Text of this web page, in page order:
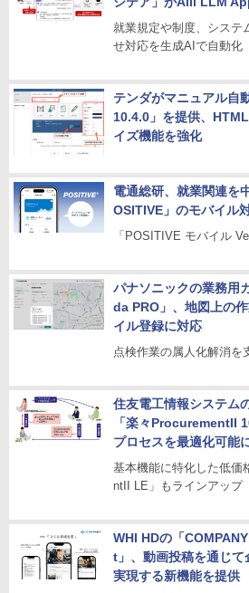
就業規定や制度、システ
せ対応を生成AIで自動化
テンダがマニュアル自
10.4.0」を提供、
イズ機能を強化
電通総研、就業関連を
OSITIVE」のモバイル
「POSITIVE モバイル
パナソニックの業務用
da PRO」、地図上の
イル登録に対応
点検作業の属人化解消を
住友電工情報システム
「楽々ProcurementII
プロセスを最適化可能
基本機能に特化した低価
ntII LE」もラインアップ
WHI HDの「
t」、動画投稿を通じ
実現する新機能を提供